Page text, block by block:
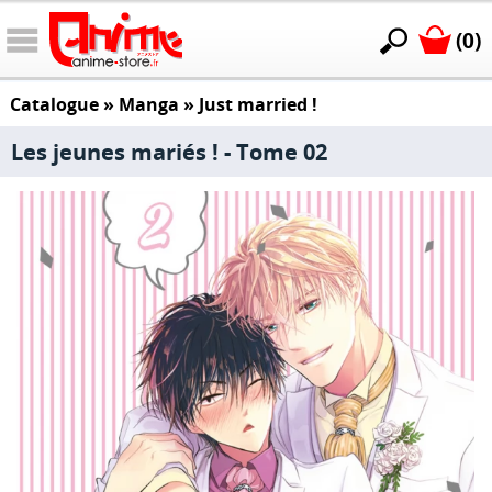
(0)
Catalogue» Manga » Just married !
Les jeunes mariés ! - Tome 02